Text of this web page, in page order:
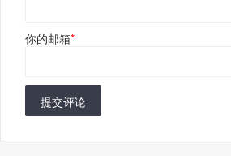
你的邮箱*
提交评论